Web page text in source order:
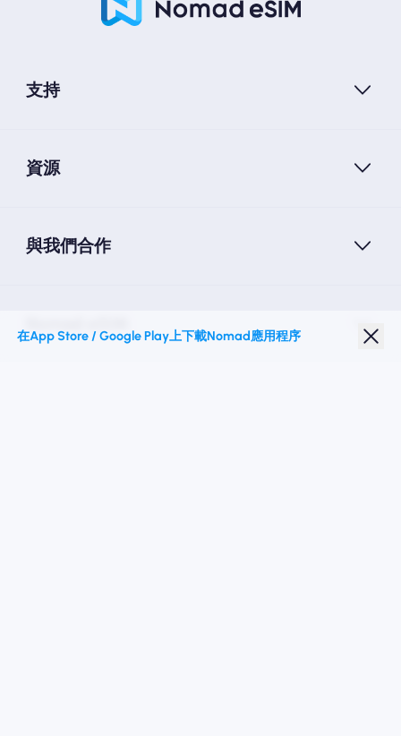
支持
資源
與我們合作
在App Store / Google Play上下載Nomad應用程序